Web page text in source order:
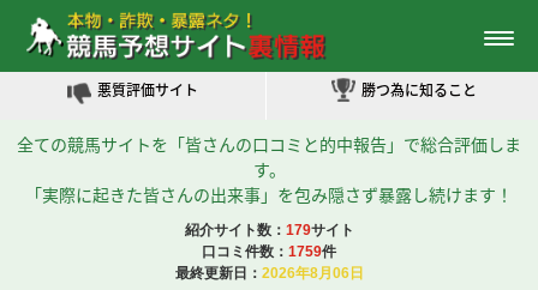
利用者的中レポート
悪質評価サイト 勝つ為に知ること
全ての競馬サイトを「皆さんの口コミと的中報告」で総合評価しま
す。
「実際に起きた皆さんの出来事」を包み隠さず暴露し続けます！
紹介サイト数： 179サイト
口コミ件数： 1759件
最終更新日： 2026年8月06日